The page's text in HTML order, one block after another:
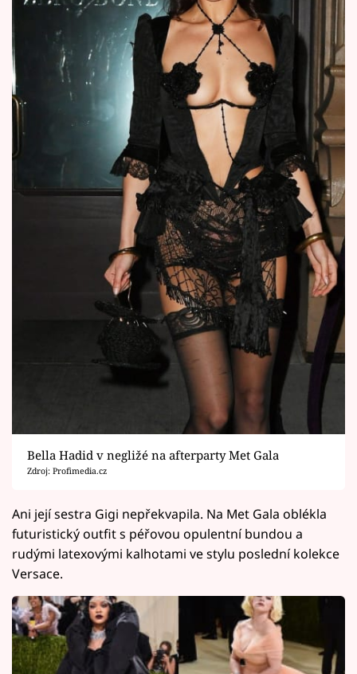
Bella Hadid v negližé na afterparty Met Gala
Zdroj: Profimedia.cz
Ani její sestra Gigi nepřekvapila. Na Met Gala oblékla
futuristický outfit s péřovou opulentní bundou a
rudými latexovými kalhotami ve stylu poslední kolekce
Versace.